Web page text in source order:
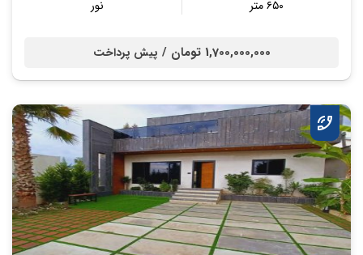
۶۵۰ متر
نور
1,700,000,000 تومان / پیش پرداخت